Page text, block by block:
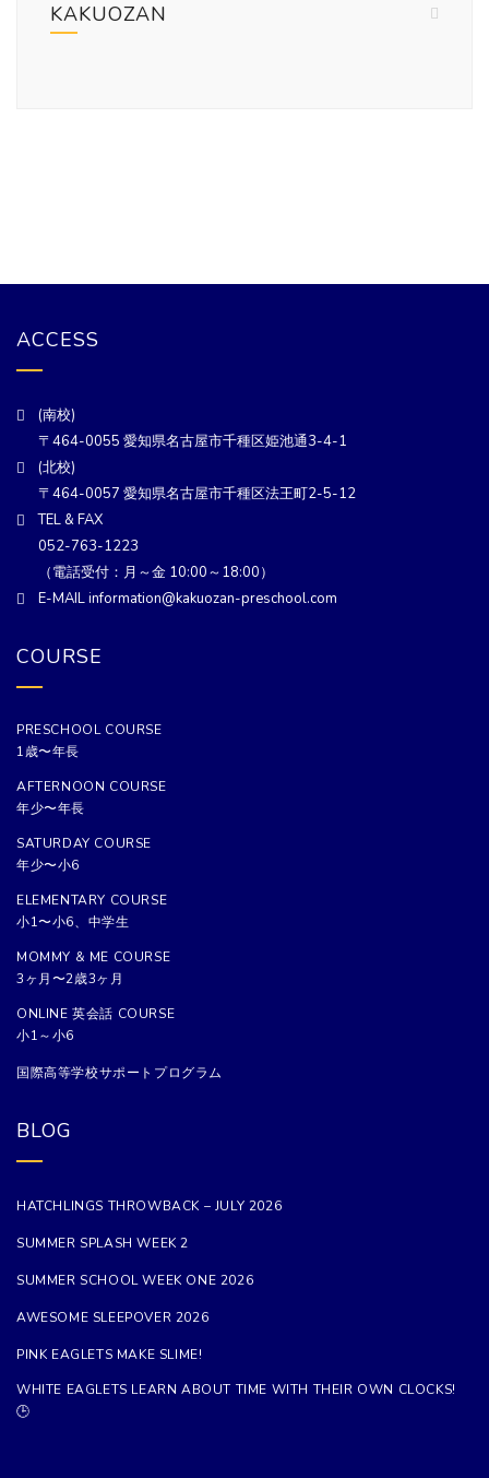
KAKUOZAN
ACCESS
(南校)
〒464-0055 愛知県名古屋市千種区姫池通3-4-1
(北校)
〒464-0057 愛知県名古屋市千種区法王町2-5-12
TEL & FAX
052-763-1223
（電話受付：月～金 10:00～18:00）
E-MAIL information@kakuozan-preschool.com
COURSE
PRESCHOOL COURSE
1歳〜年長
AFTERNOON COURSE
年少〜年長
SATURDAY COURSE
年少〜小6
ELEMENTARY COURSE
小1〜小6、中学生
MOMMY & ME COURSE
3ヶ月〜2歳3ヶ月
ONLINE 英会話 COURSE
小1～小6
国際高等学校サポートプログラム
BLOG
HATCHLINGS THROWBACK – JULY 2026
SUMMER SPLASH WEEK 2
SUMMER SCHOOL WEEK ONE 2026
AWESOME SLEEPOVER 2026
PINK EAGLETS MAKE SLIME!
WHITE EAGLETS LEARN ABOUT TIME WITH THEIR OWN CLOCKS!
🕒